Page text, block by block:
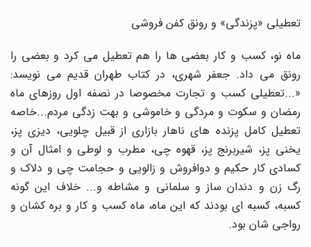
تعطیلی «پزندگی» و رونق کفن فروشی
ماه نو، کسب و کار بعضی ها را هم تعطیل می کرد و بعضی را
رونق می داد. جعفر شهری، در کتاب طهران قدیم می نویسد:
«...تعطیلی کسب و تجارت مخصوصا در نصفه اول روزهای ماه
رمضان و سکوت و مردگی و خاموشی و بهت زدگی مردم...خاصه
تعطیل کامل پزنده های ناهار بازاری از قبیل چلویی، دیزی پز،
یخنی پز، شیربرنج پز، قهوه چی، مطرب و لوطی و امثال آن و
کسادی کار حکیم و دوافروش و زالویی و حجامت چی و دلاک و
رگ زن و دندان ساز و سلمانی و مشاطه و... خلاف این گونه
کسبه، کسبه ای بودند که این ماه، ماه کسب و کار و بره کشان و
رواجی شان بود.